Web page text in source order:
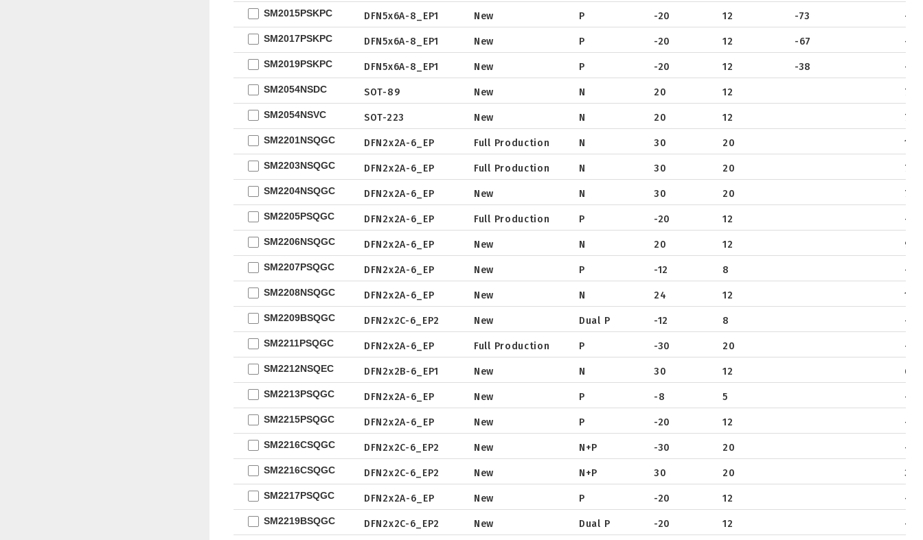
Tape & Reel
Package
Tape & Reel
Datasheet
Package
Tape & Reel
SM2015PSKPC
Datasheet
Package
Tape & Reel
DFN5x6A-8_EP1 New P -20 12 -73 -
SM2017PSKPC
Datasheet
Package
Tape & Reel
DFN5x6A-8_EP1 New P -20 12 -67 -16
SM2019PSKPC
Datasheet
Package
Tape & Reel
DFN5x6A-8_EP1 New P -20 12 -38 -
SM2054NSDC
Datasheet
Package
Tape & Reel
SOT-89 New N 20 12 7.5
SM2054NSVC
Datasheet
Package
Tape & Reel
SOT-223 New N 20 12 7.5
SM2201NSQGC
Datasheet
Package
Tape & Reel
DFN2x2A-6_EP Full Production N 30 20
SM2203NSQGC
Datasheet
Package
Tape & Reel
DFN2x2A-6_EP Full Production N 30 20 7.4
SM2204NSQGC
Datasheet
Package
Tape & Reel
DFN2x2A-6_EP New N 30 20 7
SM2205PSQGC
Datasheet
Package
Tape & Reel
DFN2x2A-6_EP Full Production P -20 12 -6.5
SM2206NSQGC
Datasheet
Package
Tape & Reel
DFN2x2A-6_EP New N 20 12 9
SM2207PSQGC
Datasheet
Package
Tape & Reel
DFN2x2A-6_EP New P -12 8 -
SM2208NSQGC
Datasheet
Package
Tape & Reel
DFN2x2A-6_EP New N 24 12 13
SM2209BSQGC
Datasheet
Package
Tape & Reel
DFN2x2C-6_EP2 New Dual P -12 8 -3.6
SM2211PSQGC
Datasheet
Package
Tape & Reel
DFN2x2A-6_EP Full Production P -30 20 -7.9
SM2212NSQEC
Datasheet
Package
Tape & Reel
DFN2x2B-6_EP1 New N 30 12 6
SM2213PSQGC
Datasheet
Package
Tape & Reel
DFN2x2A-6_EP New P -8 5 -
SM2215PSQGC
Datasheet
Package
Tape & Reel
DFN2x2A-6_EP New P -20 12 -
SM2216CSQGC
Datasheet
Package
Tape & Reel
DFN2x2C-6_EP2 New N+P -30 20 -3.2
SM2216CSQGC
Datasheet
Package
DFN2x2C-6_EP2 New N+P 30 20 3.7
SM2217PSQGC
Datasheet
DFN2x2A-6_EP New P -20 12 -9.9
SM2219BSQGC DFN2x2C-6_EP2 New Dual P -20 12 -4
Datasheet
Package
Datasheet